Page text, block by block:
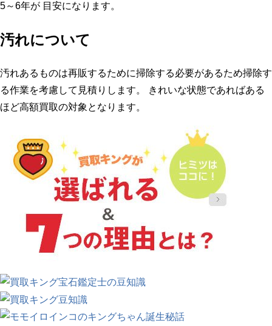
5～6年が 目安になります。
汚れについて
汚れあるものは再販するために掃除する必要があるため掃除す
る作業を考慮して見積りします。 きれいな状態であればある
ほど高額買取の対象となります。